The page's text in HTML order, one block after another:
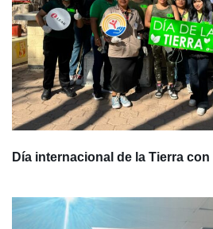
Día internacional de la Tierra